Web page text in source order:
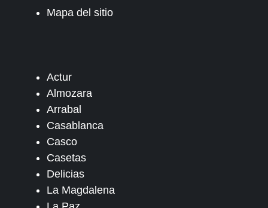
Mapa del sitio
Actur
Almozara
Arrabal
Casablanca
Casco
Casetas
Delicias
La Magdalena